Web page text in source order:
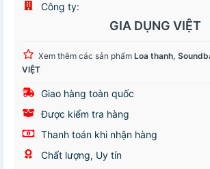
Công ty:
GIA DỤNG VIỆT
Xem thêm các sản phẩm Loa thanh,
VIỆT
Giao hàng toàn quốc
Được kiểm tra hàng
Thanh toán khi nhận hàng
Chất lượng, Uy tín